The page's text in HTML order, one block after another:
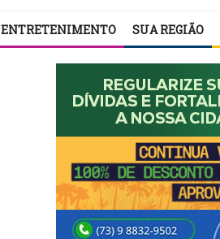
ENTRETENIMENTO SUA REGIÃO